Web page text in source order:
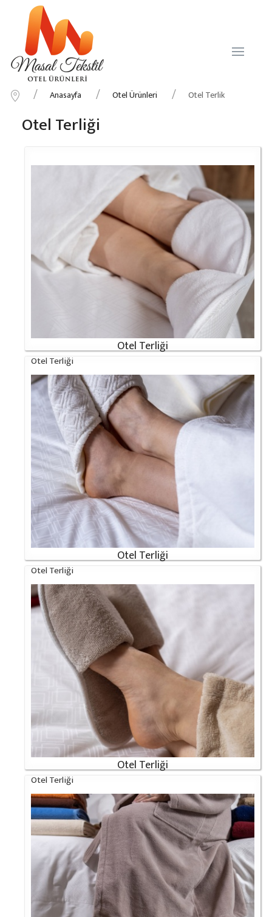
Anasayfa Otel Ürünleri Otel Terlik
Otel Terliği
Otel Terliği
Otel Terliği
Otel Terliği
Otel Terliği
Otel Terliği
Otel Terliği